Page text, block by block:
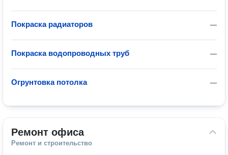
—
Покраска радиаторов
—
Покраска водопроводных труб
—
Огрунтовка потолка
Ремонт офиса
Ремонт и строительство